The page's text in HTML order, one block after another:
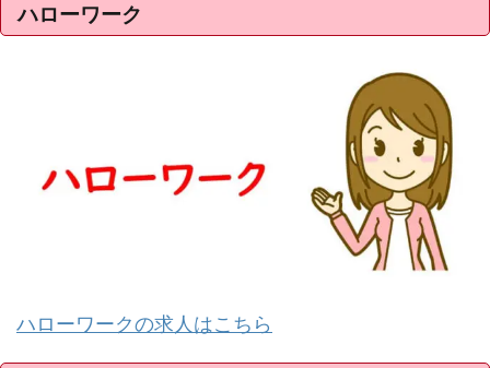
ハローワーク
ハローワークの求人はこちら